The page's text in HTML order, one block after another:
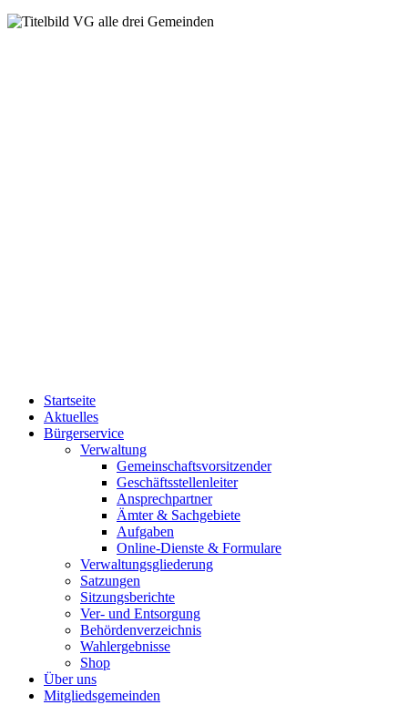
Startseite
Aktuelles
Bürgerservice
Verwaltung
Gemeinschaftsvorsitzender
Geschäftsstellenleiter
Ansprechpartner
Ämter & Sachgebiete
Aufgaben
Online-Dienste & Formulare
Verwaltungsgliederung
Satzungen
Sitzungsberichte
Ver- und Entsorgung
Behördenverzeichnis
Wahlergebnisse
Shop
Über uns
Mitgliedsgemeinden